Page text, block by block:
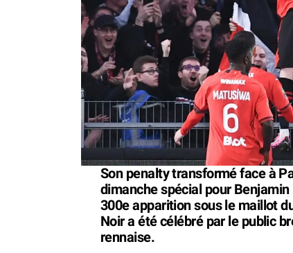
Son penalty transformé face à
dimanche spécial pour
300e apparition sous le maillot
Noir a été célébré par le public
rennaise.